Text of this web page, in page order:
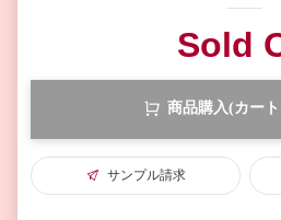
Sold
商品購入(カー
サンプル請求